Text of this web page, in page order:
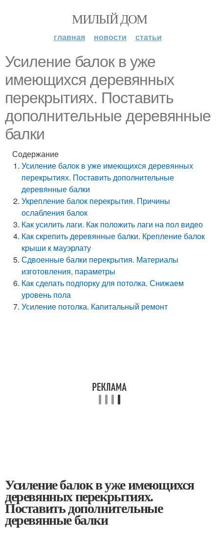
МИЛЫЙ ДОМ
главная новости статьи
Усиление балок в уже
имеющихся деревянных
перекрытиях. Поставить
дополнительные деревянные
балки
Содержание
Усиление балок в уже имеющихся деревянных
перекрытиях. Поставить дополнительные
деревянные балки
Укрепление балок перекрытия. Причины
ослабления балок
Как усилить лаги. Как положить лаги на пол видео
Как скрепить деревянные балки. Крепление балок
крыши к мауэрлату
Сдвоенные балки перекрытия. Материалы
изготовления, параметры
Как сделать подпорку для потолка. Снижаем
уровень пола
Усиление потолка. Капитальный ремонт
Усиление балок в уже имеющихся
деревянных перекрытиях.
Поставить дополнительные
деревянные балки